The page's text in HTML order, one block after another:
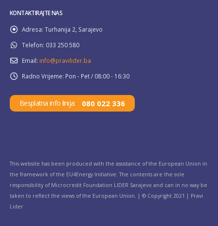
KONTAKTIRAJTE NAS
Adresa: Turhanija 2, Sarajevo
Telefon: 033 250 580
Email: info@pravilider.ba
Radno Vrijeme: Pon - Pet / 08:00 - 16:30
Besplatna info linija: 080 022 336
This website has been produced with the assistance of the European Union in
the framework of the EU4Energy Initiative. The contents are the sole
responsibility of Microcredit Foundation LIDER Sarajevo and can in no way be
taken to reflect the views of the European Union. | © Copyright 2021 | Pravi
Lider